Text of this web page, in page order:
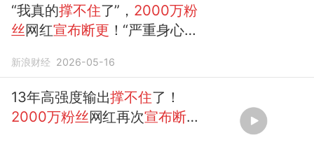
“我真的撑不住了”， 2000万粉
丝网红宣布断更 ！“严重身心透
题……”
新浪财经 2026-05-16
13年高强度输出撑不住了！
2000万粉丝网红再次宣布断